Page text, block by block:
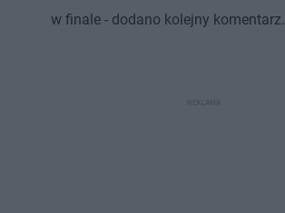
w finale - dodano kolejny komentarz.